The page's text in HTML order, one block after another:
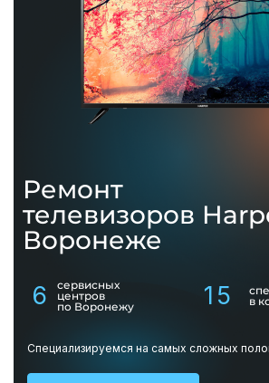
Ремонт
телевизоров
Воронеже
6
сервисных
центров
по Воронежу
15
в
Специализируемся на самых сложных